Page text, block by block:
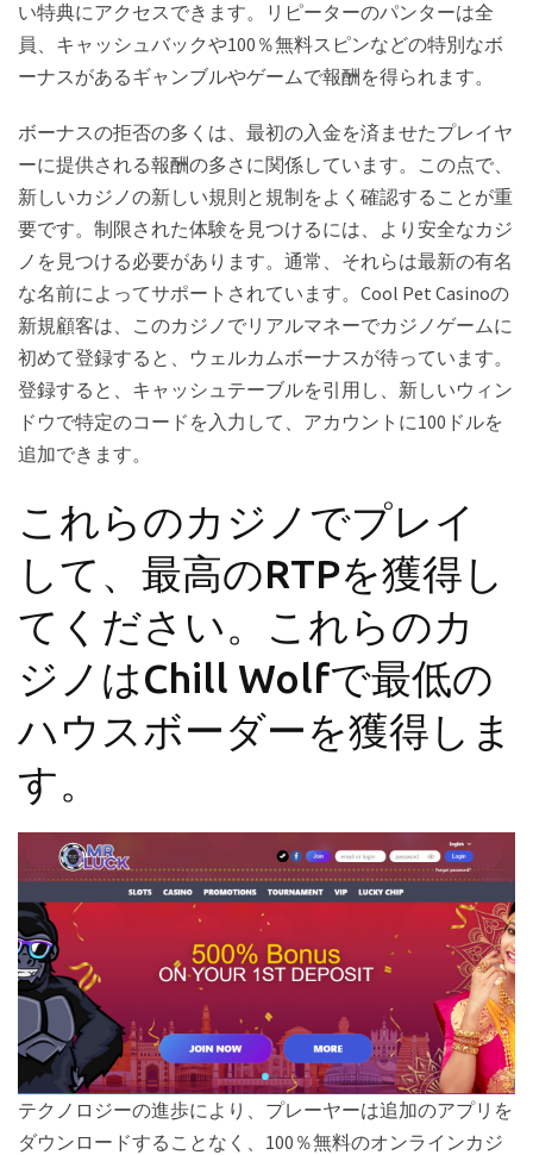
い特典にアクセスできます。リピーターのパンターは全
員、キャッシュバックや100％無料スピンなどの特別なボ
ーナスがあるギャンブルやゲームで報酬を得られます。
ボーナスの拒否の多くは、最初の入金を済ませたプレイヤ
ーに提供される報酬の多さに関係しています。この点で、
新しいカジノの新しい規則と規制をよく確認することが重
要です。制限された体験を見つけるには、より安全なカジ
ノを見つける必要があります。通常、それらは最新の有名
な名前によってサポートされています。Cool Pet Casinoの
新規顧客は、このカジノでリアルマネーでカジノゲームに
初めて登録すると、ウェルカムボーナスが待っています。
登録すると、キャッシュテーブルを引用し、新しいウィン
ドウで特定のコードを入力して、アカウントに100ドルを
追加できます。
これらのカジノでプレイ
して、最高のRTPを獲得し
てください。これらのカ
ジノはChill Wolfで最低の
ハウスボーダーを獲得しま
す。
テクノロジーの進歩により、プレーヤーは追加のアプリを
ダウンロードすることなく、100％無料のオンラインカジ